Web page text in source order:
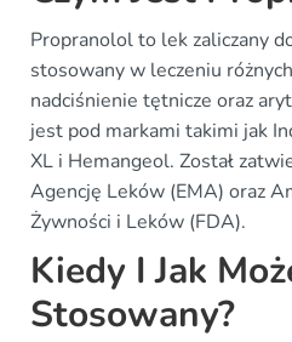
Propranolol to lek zaliczany
stosowany w leczeniu
nadciśnienie tętnicze oraz
jest pod markami takimi jak
XL i Hemangeol. Został
Agencję Leków (EMA) oraz
Żywności i Leków (FDA).
Kiedy I Jak
Stosowany?